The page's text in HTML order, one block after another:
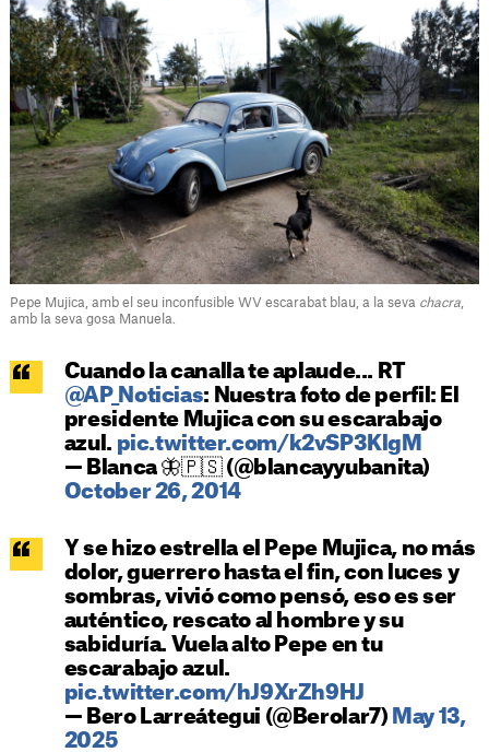
Pepe Mujica, amb el seu inconfusible WV escarabat blau, a la seva chacra,
amb la seva gosa Manuela.
Cuando la canalla te aplaude... RT
@AP_Noticias: Nuestra foto de perfil: El
presidente Mujica con su escarabajo
azul. pic.twitter.com/k2vSP3KlgM
— Blanca 🦋🇵🇸 (@blancayyubanita)
October 26, 2014
Y se hizo estrella el Pepe Mujica, no más
dolor, guerrero hasta el fin, con luces y
sombras, vivió como pensó, eso es ser
auténtico, rescato al hombre y su
sabiduría. Vuela alto Pepe en tu
escarabajo azul.
pic.twitter.com/hJ9XrZh9HJ
— Bero Larreátegui (@Berolar7) May 13,
2025